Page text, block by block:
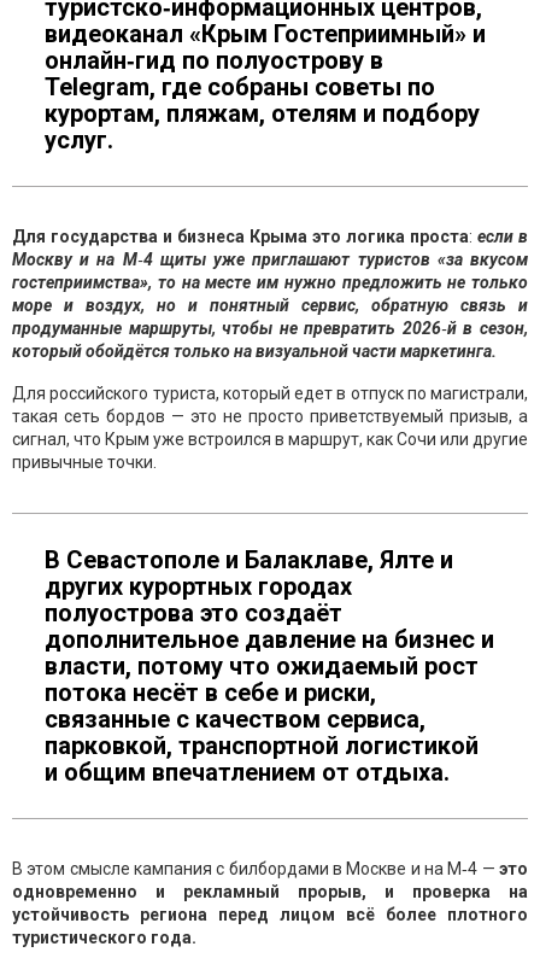
туристско‑информационных центров,
видеоканал «Крым Гостеприимный» и
онлайн‑гид по полуострову в
Telegram, где собраны советы по
курортам, пляжам, отелям и подбору
услуг.
Для государства и бизнеса Крыма это логика проста: если в
Москву и на М‑4 щиты уже приглашают туристов «за вкусом
гостеприимства», то на месте им нужно предложить не только
море и воздух, но и понятный сервис, обратную связь и
продуманные маршруты, чтобы не превратить 2026‑й в сезон,
который обойдётся только на визуальной части маркетинга.
Для российского туриста, который едет в отпуск по магистрали,
такая сеть бордов — это не просто приветствуемый призыв, а
сигнал, что Крым уже встроился в маршрут, как Сочи или другие
привычные точки.
В Севастополе и Балаклаве, Ялте и
других курортных городах
полуострова это создаёт
дополнительное давление на бизнес и
власти, потому что ожидаемый рост
потока несёт в себе и риски,
связанные с качеством сервиса,
парковкой, транспортной логистикой
и общим впечатлением от отдыха.
В этом смысле кампания с билбордами в Москве и на М‑4 — это
одновременно и рекламный прорыв, и проверка на
устойчивость региона перед лицом всё более плотного
туристического года.